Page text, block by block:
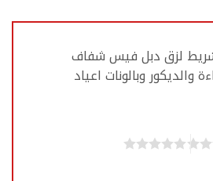
لزق دبل فيس شفاف
والديكور وبالونات اعياد